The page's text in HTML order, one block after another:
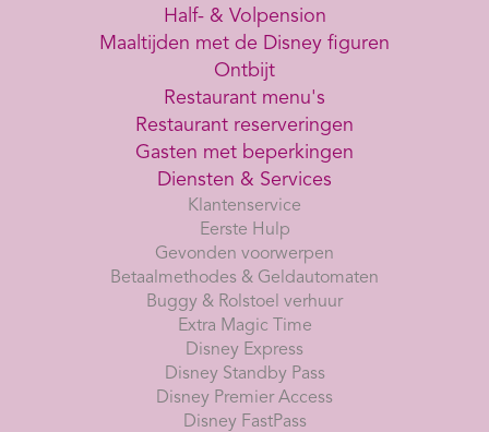
Half- & Volpension
Maaltijden met de Disney figuren
Ontbijt
Restaurant menu's
Restaurant reserveringen
Gasten met beperkingen
Diensten & Services
Klantenservice
Eerste Hulp
Gevonden voorwerpen
Betaalmethodes & Geldautomaten
Buggy & Rolstoel verhuur
Extra Magic Time
Disney Express
Disney Standby Pass
Disney Premier Access
Disney FastPass